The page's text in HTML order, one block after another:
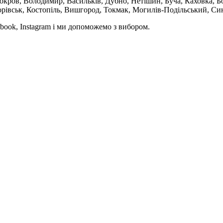
Костопіль, Вишгород, Токмак, Могилів-Подільський,
Instagram і ми допоможемо з вибором.